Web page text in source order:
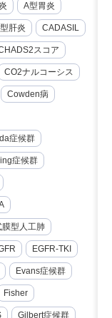
A型胃炎
肝炎 CADASIL
スコア
CO2ナルコーシス
Cowden病
症候群
症候群
膜型人工肺
EGFR-TKI
Evans症候群
Fisher
Gilbert症候群